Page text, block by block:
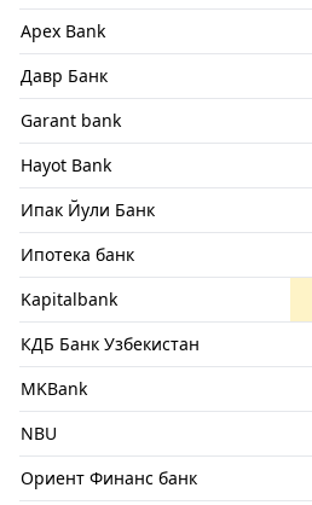
Apex Bank
Давр Банк
Garant bank
Hayot Bank
Ипак Йули Банк
Ипотека банк
Kapitalbank
КДБ Банк Узбекистан
MKBank
NBU
Ориент Финанс банк